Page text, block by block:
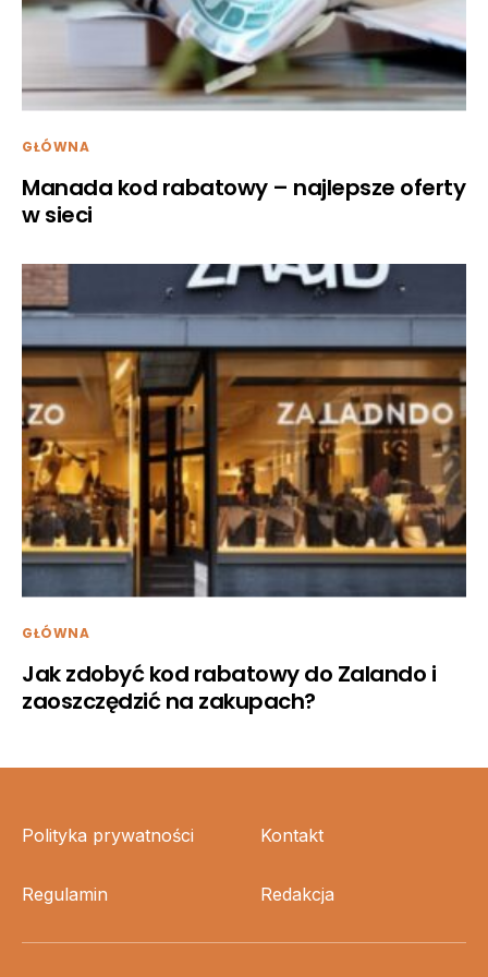
GŁÓWNA
Manada kod rabatowy – najlepsze oferty
w sieci
GŁÓWNA
Jak zdobyć kod rabatowy do Zalando i
zaoszczędzić na zakupach?
Polityka prywatności Kontakt
Regulamin Redakcja